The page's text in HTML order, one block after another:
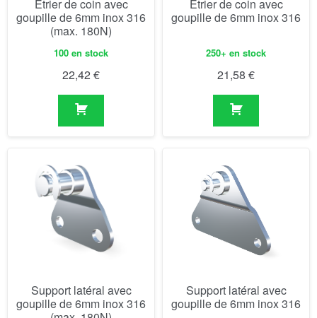
Etrier de coin avec
goupille de 6mm inox 316
(max. 180N)
100 en stock
22,42 €
Etrier de coin avec
goupille de 6mm inox 316
250+ en stock
21,58 €
Support latéral avec
goupille de 6mm inox 316
Support latéral avec
goupille de 6mm inox 316